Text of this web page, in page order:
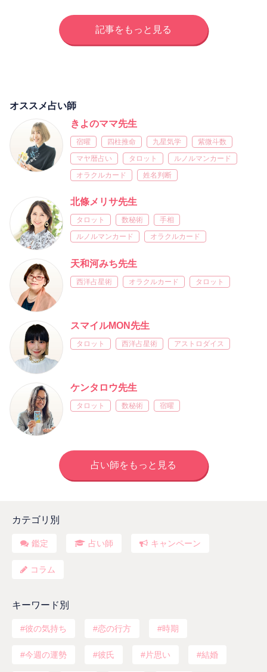
記事をもっと見る
オススメ占い師
きよのママ先生
宿曜 四柱推命 九星気学
紫微斗数
マヤ暦占い
タロット
ルノルマンカード
オラクルカード
姓名判断
北條メリサ先生
タロット 数秘術
手相
ルノルマンカード
オラクルカード
天和河みち先生
西洋占星術 オラクルカード タロット
スマイルMON先生
タロット 西洋占星術 アストロダイス
ケンタロウ先生
タロット 数秘術 宿曜
占い師をもっと見る
カテゴリ別
鑑定 占い師 キャンペーン
コラム
キーワード別
彼の気持ち 恋の行方 時期
今週の運勢 彼氏 片思い 結婚